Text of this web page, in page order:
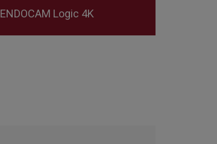
ENDOCAM Logic 4K